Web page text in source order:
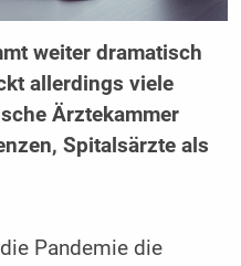
weiter dramatisch
allerdings viele
Ärztekammer
Spitalsärzte als
Pandemie die